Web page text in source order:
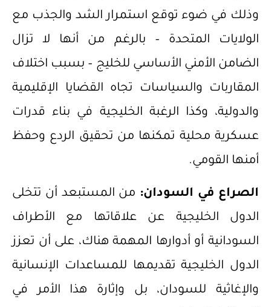
وذلك في ضوء توقع استمرار الشد والجذب مع
الولايات المتحدة – بالرغم من أنها لا تزال
الضامن الأمني الأساسي للخليج – بسبب اختلاف
المقاربات والسياسات تجاه القضايا الإقليمية
والدولية، وكذا الرغبة الخليجية في بناء قدرات
عسكرية محلية تمكنها من تحقيق الردع وحفظ
أمنها القومي.
الصراع في السودان: من المستبعد أن تتخلى
الدول الخليجية عن علاقاتها مع الأطراف
السودانية أو أدوارها المهمة هناك، على أن تعزز
الدول الخليجية تقديمها للمساعدات الإنسانية
والإغاثية للسودان، بل وإثارة هذا الأمر في